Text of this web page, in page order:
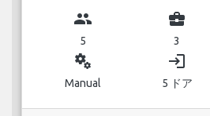
group
5
business_center
3
miscellaneous_services
Manual
login
5 ドア